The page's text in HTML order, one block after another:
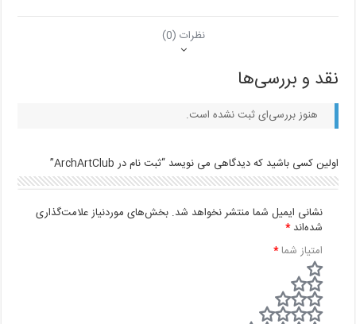
نظرات (0)
نقد و بررسی‌ها
هنوز بررسی‌ای ثبت نشده است.
اولین کسی باشید که دیدگاهی می نویسد “ثبت نام در ArchArtClub”
نشانی ایمیل شما منتشر نخواهد شد. بخش‌های موردنیاز علامت‌گذاری
شده‌اند*
امتیاز شما*